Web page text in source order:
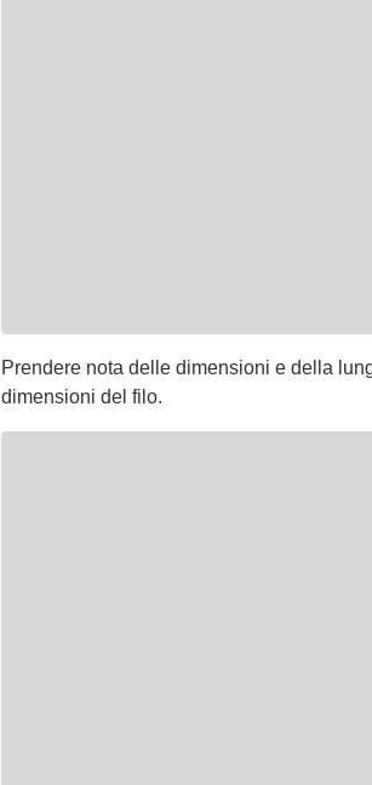
Prendere nota delle dimensioni e della
dimensioni del filo.